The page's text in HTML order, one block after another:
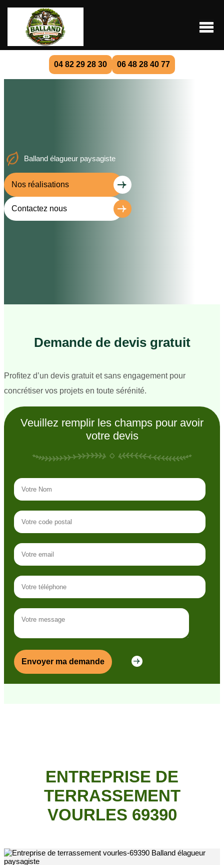
04 82 29 28 30 06 48 28 40 77
Balland élagueur paysagiste
Nos réalisations
Contactez nous
Demande de devis gratuit
Profitez d’un devis gratuit et sans engagement pour
concrétiser vos projets en toute sérénité.
Veuillez remplir les champs pour avoir
votre devis
ENTREPRISE DE
TERRASSEMENT
VOURLES 69390